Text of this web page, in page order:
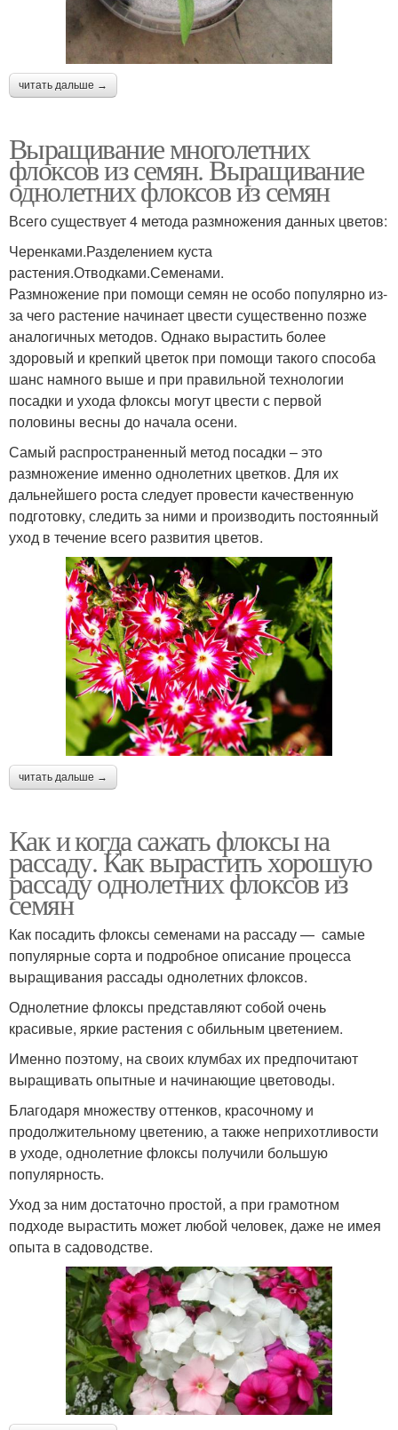
читать дальше →
Выращивание многолетних
флоксов из семян. Выращивание
однолетних флоксов из семян
Всего существует 4 метода размножения данных цветов:
Черенками.Разделением куста
растения.Отводками.Семенами.
Размножение при помощи семян не особо популярно из-
за чего растение начинает цвести существенно позже
аналогичных методов. Однако вырастить более
здоровый и крепкий цветок при помощи такого способа
шанс намного выше и при правильной технологии
посадки и ухода флоксы могут цвести с первой
половины весны до начала осени.
Самый распространенный метод посадки – это
размножение именно однолетних цветков. Для их
дальнейшего роста следует провести качественную
подготовку, следить за ними и производить постоянный
уход в течение всего развития цветов.
читать дальше →
Как и когда сажать флоксы на
рассаду. Как вырастить хорошую
рассаду однолетних флоксов из
семян
Как посадить флоксы семенами на рассаду — самые
популярные сорта и подробное описание процесса
выращивания рассады однолетних флоксов.
Однолетние флоксы представляют собой очень
красивые, яркие растения с обильным цветением.
Именно поэтому, на своих клумбах их предпочитают
выращивать опытные и начинающие цветоводы.
Благодаря множеству оттенков, красочному и
продолжительному цветению, а также неприхотливости
в уходе, однолетние флоксы получили большую
популярность.
Уход за ним достаточно простой, а при грамотном
подходе вырастить может любой человек, даже не имея
опыта в садоводстве.